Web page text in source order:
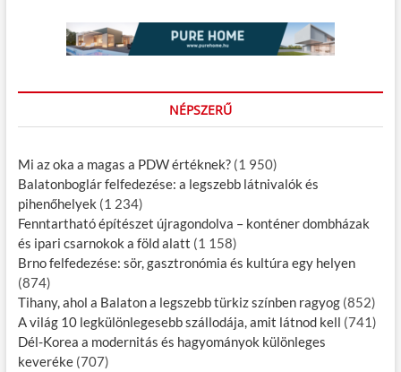
NÉPSZERŰ
Mi az oka a magas a PDW értéknek? (1 950)
Balatonboglár felfedezése: a legszebb látnivalók és
pihenőhelyek (1 234)
Fenntartható építészet újragondolva – konténer dombházak
és ipari csarnokok a föld alatt (1 158)
Brno felfedezése: sör, gasztronómia és kultúra egy helyen
(874)
Tihany, ahol a Balaton a legszebb türkiz színben ragyog (852)
A világ 10 legkülönlegesebb szállodája, amit látnod kell (741)
Dél-Korea a modernitás és hagyományok különleges
keveréke (707)